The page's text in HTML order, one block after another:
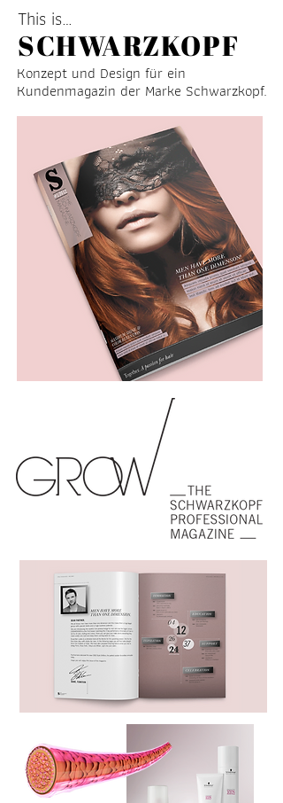
This is…
SCHWARZKOPF
Konzept und Design für ein
Kundenmagazin der Marke Schwarzkopf.